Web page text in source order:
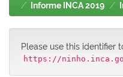
Informe INCA 2019
Please use this identifier
https://